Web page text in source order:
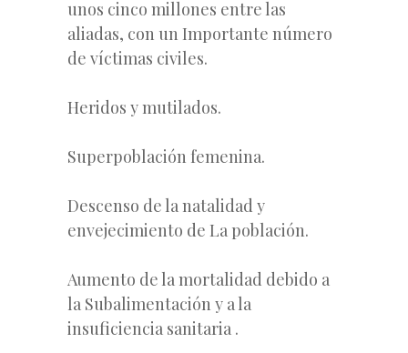
unos cinco millones entre las
aliadas, con un Importante número
de víctimas civiles.
Heridos y mutilados.
Superpoblación femenina.
Descenso de la natalidad y
envejecimiento de La población.
Aumento de la mortalidad debido a
la Subalimentación y a la
insuficiencia sanitaria .